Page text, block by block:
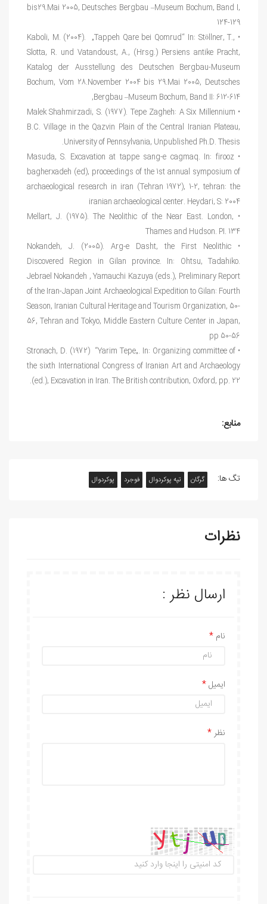
bis29.Mai 2005, Deutsches Bergbau –Museum Bochum, Band I,
124-129
• Kaboli, M. (2004). „Tappeh Qare bei Qomrud“ In: Stöllner, T.,
Slotta, R. und Vatandoust, A., (Hrsg.) Persiens antike Pracht,
Katalog der Ausstellung des Deutschen Bergbau-Museum
Bochum, Vom 28.November 2004 bis 29.Mai 2005, Deutsches
Bergbau –Museum Bochum, Band II: 612-614,
• Malek Shahmirzadi, S. (1977). Tepe Zagheh: A Six Millennium
B.C. Village in the Qazvin Plain of the Central Iranian Plateau,
University of Pennsylvania, Unpublished Ph.D. Thesis.
• Masuda, S. Excavation at tappe sang-e cagmaq. In: firooz
bagherxadeh (ed), proceedings of the 1st annual symposium of
archaeological research in iran (Tehran 1972), 1-2, tehran: the
iranian archaeological center. Heydari, S: 2004
• Mellart, J. (1975). The Neolithic of the Near East. London,
Thames and Hudson. PI. 134
• Nokandeh, J. (2005). Arg-e Dasht, the First Neolithic
Discovered Region in Gilan province. In: Ohtsu, Tadahiko.
Jebrael Nokandeh , Yamauchi Kazuya (eds.), Preliminary Report
of the Iran-Japan Joint Archaeological Expedition to Gilan: Fourth
Season, Iranian Cultural Heritage and Tourism Organization, 50-
56, Tehran and Tokyo, Middle Eastern Culture Center in Japan,
pp 50-56
• Stronach, D. (1972) “Yarim Tepe„. In: Organizing committee of
the sixth International Congress of Iranian Art and Archaeology
(ed.), Excavation in Iran. The British contribution, Oxford, pp. 22.
منابع:
تگ ها: گرگان تپه پوکردوال فوجرد پوکردوال
نظرات
ارسال نظر :
نام
ایمیل
نظر